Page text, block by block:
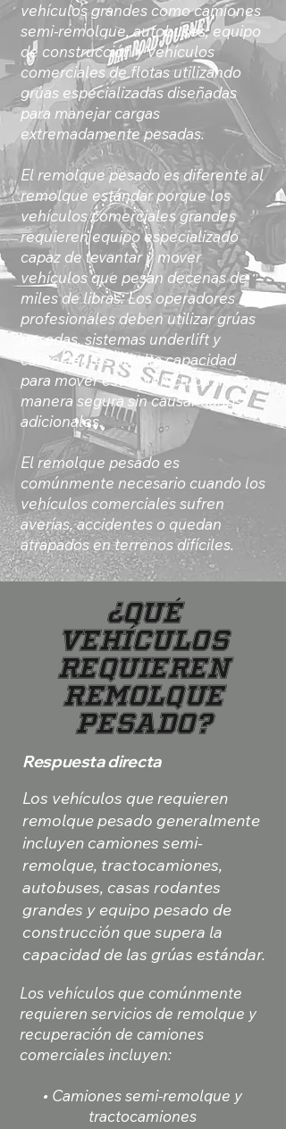
vehículos grandes como camiones
semi-remolque, autobuses, equipo
de construcción y vehículos
comerciales de flotas utilizando
grúas especializadas diseñadas
para manejar cargas
extremadamente pesadas.
El remolque pesado es diferente al
remolque estándar porque los
vehículos comerciales grandes
requieren equipo especializado
capaz de levantar y mover
vehículos que pesan decenas de
miles de libras. Los operadores
profesionales deben utilizar grúas
pesadas, sistemas underlift y
cabrestantes de alta capacidad
para mover estos vehículos de
manera segura sin causar daños
adicionales.
El remolque pesado es
comúnmente necesario cuando los
vehículos comerciales sufren
averías, accidentes o quedan
atrapados en terrenos difíciles.
¿Qué
vehículos
requieren
remolque
pesado?
Respuesta directa
Los vehículos que requieren
remolque pesado generalmente
incluyen camiones semi-
remolque, tractocamiones,
autobuses, casas rodantes
grandes y equipo pesado de
construcción que supera la
capacidad de las grúas estándar.
Los vehículos que comúnmente
requieren servicios de remolque y
recuperación de camiones
comerciales incluyen:
• Camiones semi-remolque y
tractocamiones